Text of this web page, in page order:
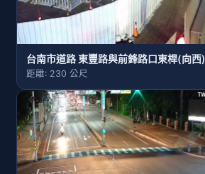
台南市道路 東豐路與前鋒路口東桿(向西)
距離: 230 公尺